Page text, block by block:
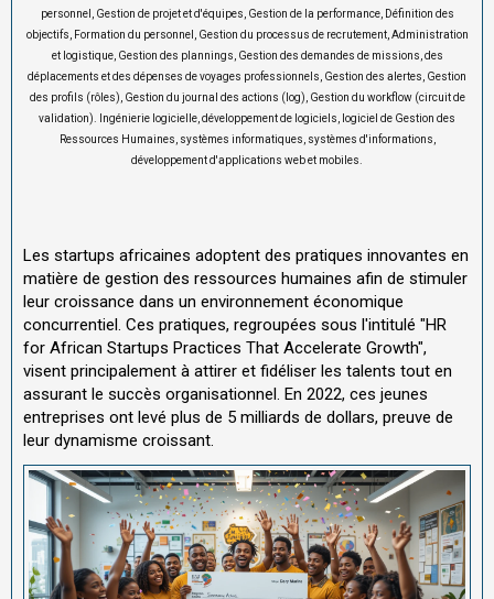
personnel, Gestion de projet et d'équipes, Gestion de la performance, Définition des
objectifs, Formation du personnel, Gestion du processus de recrutement, Administration
et logistique, Gestion des plannings, Gestion des demandes de missions, des
déplacements et des dépenses de voyages professionnels, Gestion des alertes, Gestion
des profils (rôles), Gestion du journal des actions (log), Gestion du workflow (circuit de
validation). Ingénierie logicielle, développement de logiciels, logiciel de Gestion des
Ressources Humaines, systèmes informatiques, systèmes d'informations,
développement d'applications web et mobiles.
Les startups africaines adoptent des pratiques innovantes en
matière de gestion des ressources humaines afin de stimuler
leur croissance dans un environnement économique
concurrentiel. Ces pratiques, regroupées sous l'intitulé "HR
for African Startups Practices That Accelerate Growth",
visent principalement à attirer et fidéliser les talents tout en
assurant le succès organisationnel. En 2022, ces jeunes
entreprises ont levé plus de 5 milliards de dollars, preuve de
leur dynamisme croissant.